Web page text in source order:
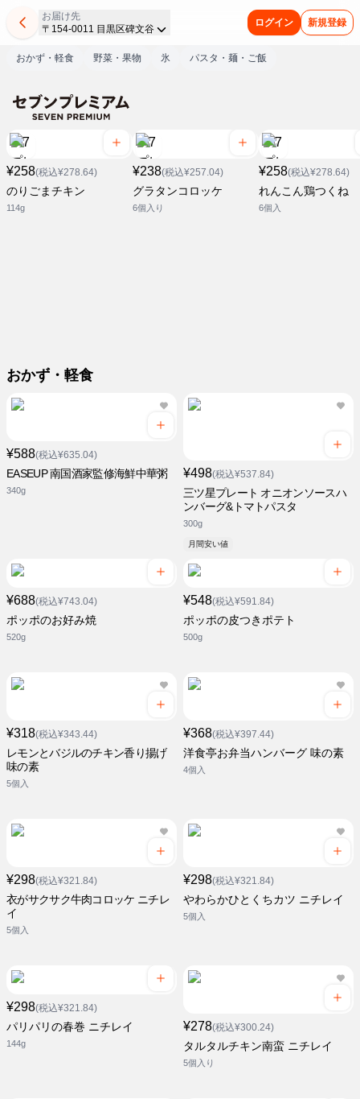
お届け先
〒154-0011 目黒区碑文谷
ログイン 新規登録
おかず・軽食 野菜・果物 氷 パスタ・麺・ご飯
¥258(税込¥278.64)
のりごまチキン
114g
¥238(税込¥257.04)
グラタンコロッケ
6個入り
¥258(税込¥278.64)
れんこん鶏つくね
6個入
おかず・軽食
¥588(税込¥635.04)
EASEUP 南国酒家監修海鮮中華粥
340g
¥498(税込¥537.84)
三ツ星プレート オニオンソースハ
ンバーグ&トマトパスタ
300g
月間安い値
¥688(税込¥743.04)
ポッポのお好み焼
520g
¥548(税込¥591.84)
ポッポの皮つきポテト
500g
¥318(税込¥343.44)
レモンとバジルのチキン香り揚げ
味の素
5個入
¥368(税込¥397.44)
洋食亭お弁当ハンバーグ 味の素
4個入
¥298(税込¥321.84)
衣がサクサク牛肉コロッケ ニチレ
イ
5個入
¥298(税込¥321.84)
やわらかひとくちカツ ニチレイ
5個入
¥298(税込¥321.84)
パリパリの春巻 ニチレイ
144g
¥278(税込¥300.24)
タルタルチキン南蛮 ニチレイ
5個入り